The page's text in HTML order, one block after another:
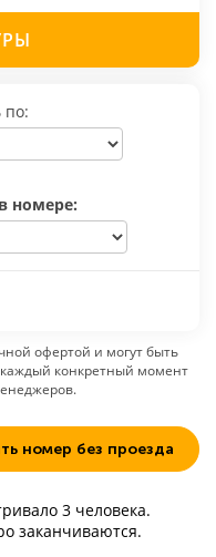
по:
номере:
офертой и могут быть
конкретный момент
номер без проезда
3 человека.
заканчиваются.